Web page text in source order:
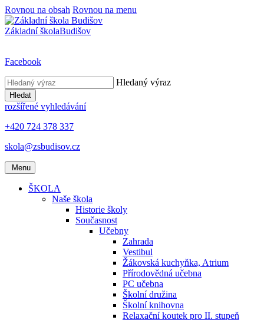
Rovnou na obsah Rovnou na menu
Základní školaBudišov
Facebook
Hledaný výraz
Hledat
rozšířené vyhledávání
+420 724 378 337
skola@zsbudisov.cz
Menu
ŠKOLA
Naše škola
Historie školy
Současnost
Učebny
Zahrada
Vestibul
Žákovská kuchyňka, Atrium
Přírodovědná učebna
PC učebna
Školní družina
Školní knihovna
Relaxační koutek pro II. stupeň